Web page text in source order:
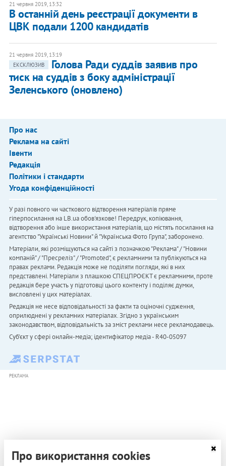
21 червня 2019, 13:32
В останній день реєстрації документи в
ЦВК подали 1200 кандидатів
21 червня 2019, 13:19
ЕКСКЛЮЗИВ
Голова Ради суддів заявив про
тиск на суддів з боку адміністрації
Зеленського (оновлено)
Про нас
Реклама на сайті
Івенти
Редакція
Політики і стандарти
Угода конфіденційності
У разі повного чи часткового відтворення матеріалів пряме
гіперпосилання на LB.ua обов'язкове! Передрук, копіювання,
відтворення або інше використання матеріалів, що містять посилання на
агентство "Українськi Новини" й "Українська Фото Група", заборонено.
Матеріали, які розміщуються на сайті з позначкою "Реклама" / "Новини
компаній" / "Пресреліз" / "Promoted", є рекламними та публікуються на
правах реклами. Редакція може не поділяти погляди, які в них
представлені. Матеріали з плашкою СПЕЦПРОЄКТ є рекламними, проте
редакція бере участь у підготовці цього контенту і поділяє думки,
висловлені у цих матеріалах.
Редакція не несе відповідальності за факти та оціночні судження,
оприлюднені у рекламних матеріалах. Згідно з українським
законодавством, відповідальність за зміст реклами несе рекламодавець.
Cуб'єкт у сфері онлайн-медіа; ідентифікатор медіа - R40-05097
РЕКЛАМА
Про використання cookies